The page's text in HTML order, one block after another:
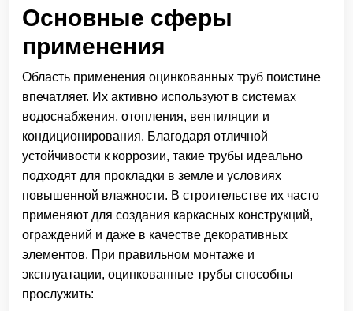
Основные сферы
применения
Область применения оцинкованных труб поистине
впечатляет. Их активно используют в системах
водоснабжения, отопления, вентиляции и
кондиционирования. Благодаря отличной
устойчивости к коррозии, такие трубы идеально
подходят для прокладки в земле и условиях
повышенной влажности. В строительстве их часто
применяют для создания каркасных конструкций,
ограждений и даже в качестве декоративных
элементов. При правильном монтаже и
эксплуатации, оцинкованные трубы способны
прослужить: